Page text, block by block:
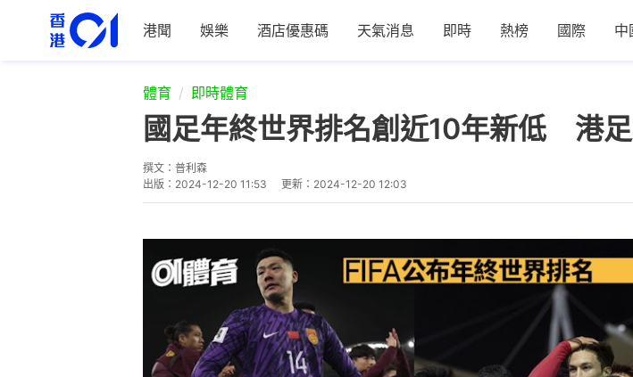
港聞 娛樂 酒店優惠碼 天氣消息 即時 熱榜 國際 中
體育 即時體育
國足年終世界排名創近10年新低 港
撰文： 普利森
出版： 2024-12-20 11:53 更新： 2024-12-20 12:03